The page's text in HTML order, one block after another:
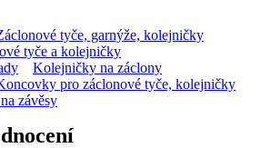
tyče, garnýže, kolejničky
tyče a kolejničky
Kolejničky na záclony
pro záclonové tyče, kolejničky
závěsy